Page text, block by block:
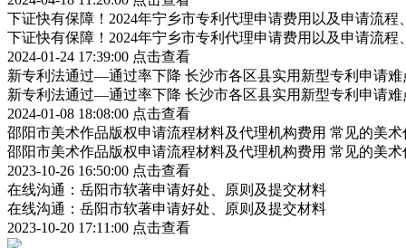
下证快有保障！2024年宁乡市专利代理申请费用以及申请流程
下证快有保障！2024年宁乡市专利代理申请费用以及申请流程
2024-01-24 17:39:00 点击查看
新专利法通过—通过率下降 长沙市各区县实用新型专利申请
新专利法通过—通过率下降 长沙市各区县实用新型专利申请
2024-01-08 18:08:00 点击查看
邵阳市美术作品版权申请流程材料及代理机构费用 常见的美
邵阳市美术作品版权申请流程材料及代理机构费用 常见的美
2023-10-26 16:50:00 点击查看
在线沟通：岳阳市软著申请好处、原则及提交材料
在线沟通：岳阳市软著申请好处、原则及提交材料
2023-10-20 17:11:00 点击查看